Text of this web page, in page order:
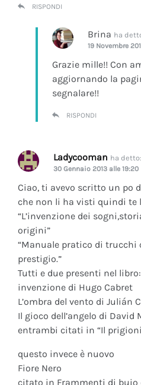
RISPONDI
Brina ha
19 Novembre
Grazie mille!! Con
aggiornando la
segnalare!!
RISPONDI
Ladycooman ha detto:
30 Gennaio 2013 alle 19:20
Ciao, ti avevo scritto un po
che non li ha visti quindi te
“L’invenzione dei
origini”
“Manuale pratico di trucchi
prestigio.”
Tutti e due presenti nel
invenzione di Hugo Cabret
L’ombra del vento di Julián
Il gioco dell’angelo di David
entrambi citati in “Il
questo invece è nuovo
Fiore Nero
citato in Frammenti di buio